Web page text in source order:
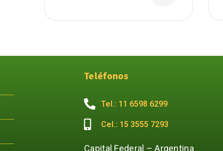
Teléfonos
Tel.: 11 6598 6299
Cel.: 15 3555 7293
Capital Federal – Argentina